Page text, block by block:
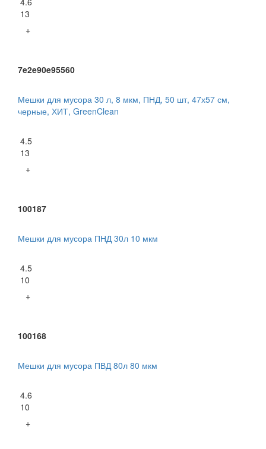
13
+
7e2e90e95560
Мешки для мусора 30 л, 8 мкм, ПНД, 50 шт, 47х57 см,
черные, ХИТ, GreenClean
4.5
13
+
100187
Мешки для мусора ПНД 30л 10 мкм
4.5
10
+
100168
Мешки для мусора ПВД 80л 80 мкм
4.6
10
+